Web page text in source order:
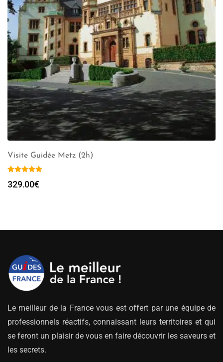
Visite Guidée Metz (2h)
329.00€
Le meilleur de la France vous est offert par une équipe de
professionnels réactifs, connaissant leurs territoires et qui
se feront un plaisir de vous en faire découvrir les saveurs et
les secrets.